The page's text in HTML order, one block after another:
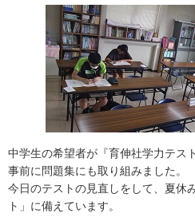
中学生の希望者が『育伸社学力テス
事前に問題集にも取り組みました。
今日のテストの見直しをして、夏休
ト」に備えています。